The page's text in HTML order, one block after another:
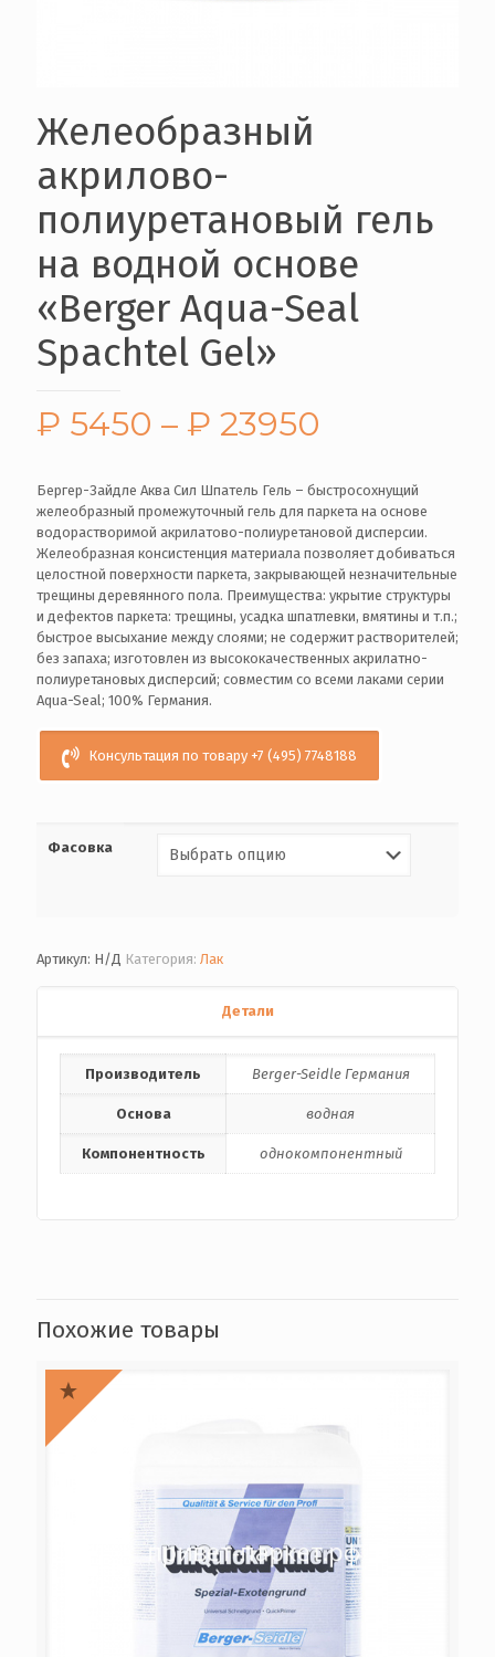
Желеобразный
акрилово-
полиуретановый гель
на водной основе
«Berger Aqua-Seal
Spachtel Gel»
₽ 5450 – ₽ 23950
Бергер-Зайдле Аква Сил Шпатель Гель – быстросохнущий
желеобразный промежуточный гель для паркета на основе
водорастворимой акрилатово-полиуретановой дисперсии.
Желеобразная консистенция материала позволяет добиваться
целостной поверхности паркета, закрывающей незначительные
трещины деревянного пола. Преимущества: укрытие структуры
и дефектов паркета: трещины, усадка шпатлевки, вмятины и т.п.;
быстрое высыхание между слоями; не содержит растворителей;
без запаха; изготовлен из высококачественных акрилатно-
полиуретановых дисперсий; совместим со всеми лаками серии
Aqua-Seal; 100% Германия.
Консультация по товару +7 (495) 7748188
Фасовка
Артикул: Н/Д Категория: Лак
Детали
Производитель Berger-Seidle Германия
Основа водная
Компонентность однокомпонентный
Похожие товары